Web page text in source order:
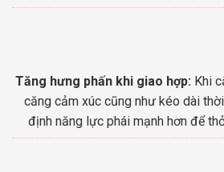
Tăng hưng phấn khi giao hợp: Khi
căng cảm xúc cũng như kéo dài
định năng lực phái mạnh hơn để